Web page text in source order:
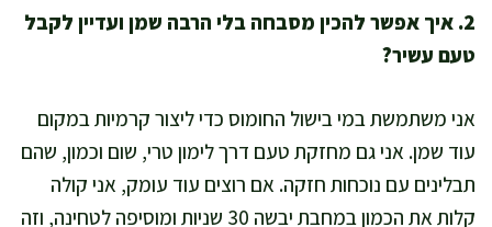
2. איך אפשר להכין מסבחה בלי הרבה שמן ועדיין לקבל
טעם עשיר?
אני משתמשת במי בישול החומוס כדי ליצור קרמיות במקום
עוד שמן. אני גם מחזקת טעם דרך לימון טרי, שום וכמון, שהם
תבלינים עם נוכחות חזקה. אם רוצים עוד עומק, אני קולה
קלות את הכמון במחבת יבשה 30 שניות ומוסיפה לטחינה, וזה